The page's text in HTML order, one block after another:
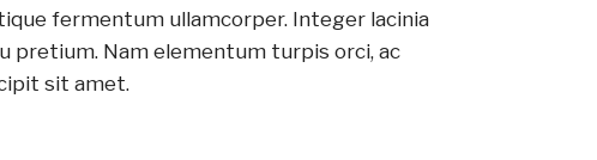
fermentum ullamcorper. Integer lacinia
pretium. Nam elementum turpis orci, ac
sit amet.